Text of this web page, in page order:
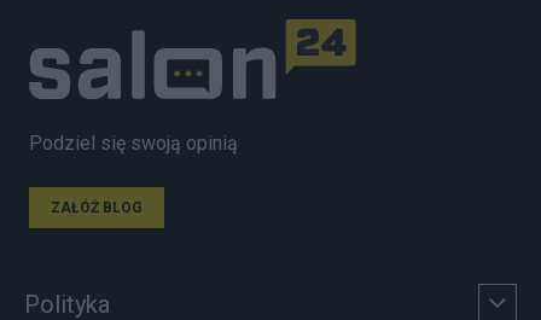
Podziel się swoją opinią
ZAŁÓŻ BLOG
Polityka